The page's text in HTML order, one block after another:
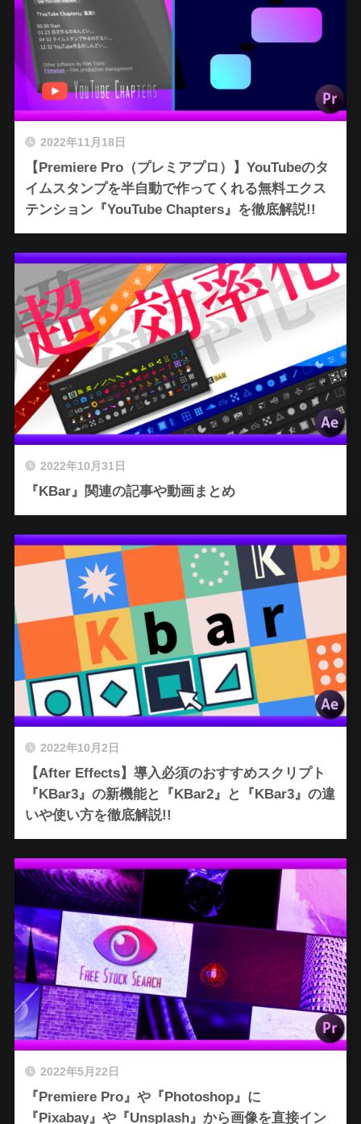
2022年11月18日
【Premiere Pro（プレミアプロ）】YouTubeのタ
イムスタンプを半自動で作ってくれる無料エクス
テンション『YouTube Chapters』を徹底解説!!
2022年10月31日
『KBar』関連の記事や動画まとめ
2022年10月2日
【After Effects】導入必須のおすすめスクリプト
『KBar3』の新機能と『KBar2』と『KBar3』の違
いや使い方を徹底解説!!
2022年5月22日
『Premiere Pro』や『Photoshop』に
『Pixabay』や『Unsplash』から画像を直接イン